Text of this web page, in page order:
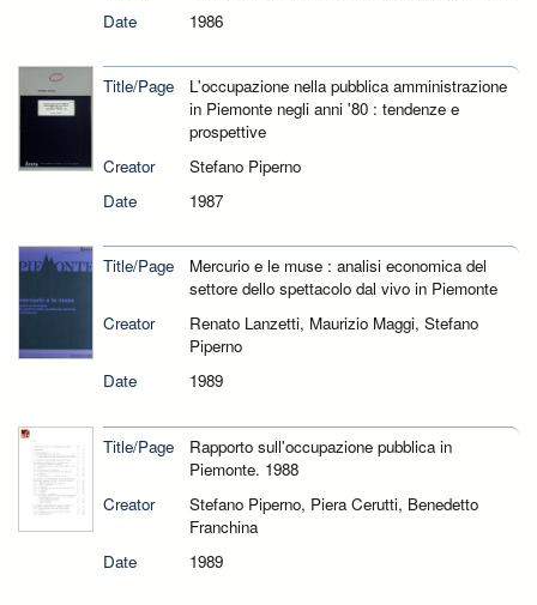
Date
1986
Title/Page
L'occupazione nella pubblica amministrazione
in Piemonte negli anni '80 : tendenze e
prospettive
Creator
Stefano Piperno
Date
1987
Title/Page
Mercurio e le muse : analisi economica del
settore dello spettacolo dal vivo in Piemonte
Creator
Renato Lanzetti, Maurizio Maggi, Stefano
Piperno
Date
1989
Title/Page
Rapporto sull'occupazione pubblica in
Piemonte. 1988
Creator
Stefano Piperno, Piera Cerutti, Benedetto
Franchina
Date
1989